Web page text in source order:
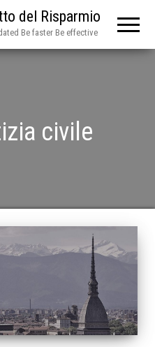
del Risparmio
Be faster Be effective
civile